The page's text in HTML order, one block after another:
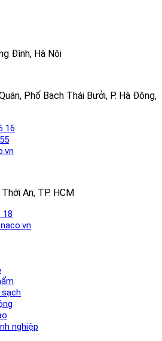
Đình, Hà Nội
Phố Bạch Thái Bưởi, P. Hà Đông,
16
An, TP. HCM
18
nghiệp